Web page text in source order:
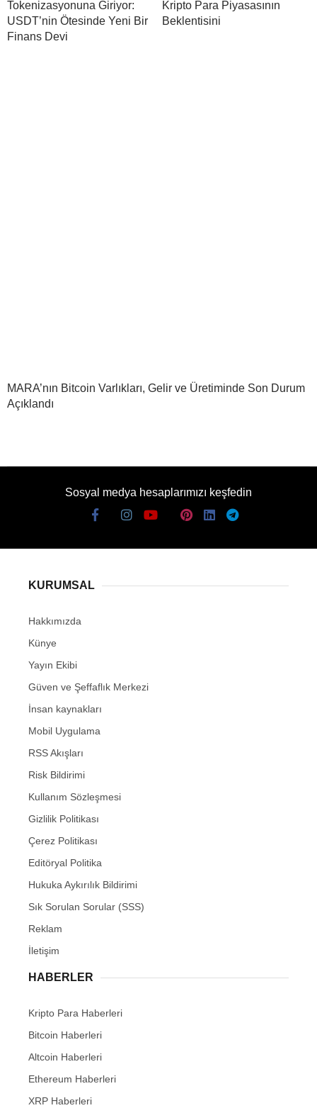
Tokenizasyonuna Giriyor:
USDT’nin Ötesinde Yeni Bir
Finans Devi
Kripto Para Piyasasının
Beklentisini
MARA’nın Bitcoin Varlıkları, Gelir ve Üretiminde Son Durum
Açıklandı
Sosyal medya hesaplarımızı keşfedin
KURUMSAL
Hakkımızda
Künye
Yayın Ekibi
Güven ve Şeffaflık Merkezi
İnsan kaynakları
Mobil Uygulama
RSS Akışları
Risk Bildirimi
Kullanım Sözleşmesi
Gizlilik Politikası
Çerez Politikası
Editöryal Politika
Hukuka Aykırılık Bildirimi
Sık Sorulan Sorular (SSS)
Reklam
İletişim
HABERLER
Kripto Para Haberleri
Bitcoin Haberleri
Altcoin Haberleri
Ethereum Haberleri
XRP Haberleri